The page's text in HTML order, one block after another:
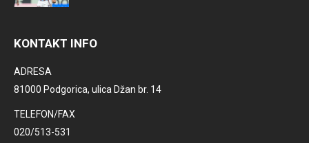
KONTAKT INFO
ADRESA
81000 Podgorica, ulica Džan br. 14
TELEFON/FAX
020/513-531